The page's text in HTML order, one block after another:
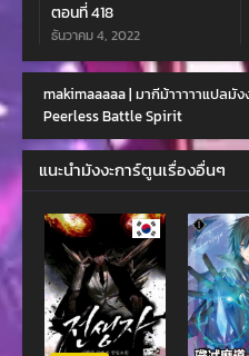
ตอนที่ 418
ธันวาคม 4, 2022
ตอนที่ 416
ธันวาคม 4, 2022
ตอนที่ 414
ธันวาคม 4, 2022
ตอนที่ 412
ธันวาคม 4, 2022
ตอนที่ 410
ธันวาคม 4, 2022
makimaaaaa | มากีม้าาาาาแปลมัง
Peerless Battle Spirit
แนะนำมังงะการ์ตูนเรื่องอื่นๆ